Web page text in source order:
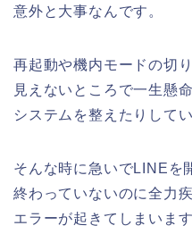
意外と大事なんです。
再起動や機内モードの切
見えないところで一生懸
システムを整えたりしてい
そんな時に急いでLINEを
終わっていないのに全力
エラーが起きてしまいます